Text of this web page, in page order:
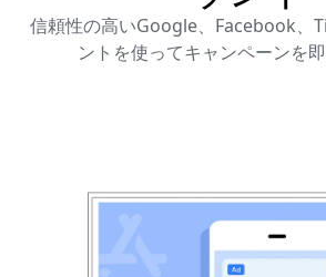
信頼性の高いGoogle、Facebook、
ントを使ってキャンペーンを